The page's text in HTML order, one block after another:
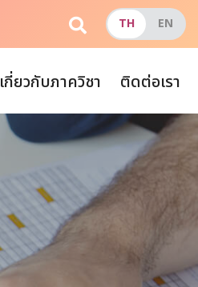
เกี่ยวกับภาควิชา ติดต่อเรา